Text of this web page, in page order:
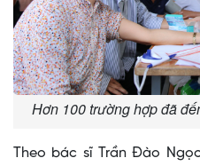
Hơn 100 trường hợp đã
Theo bác sĩ Trần Đào